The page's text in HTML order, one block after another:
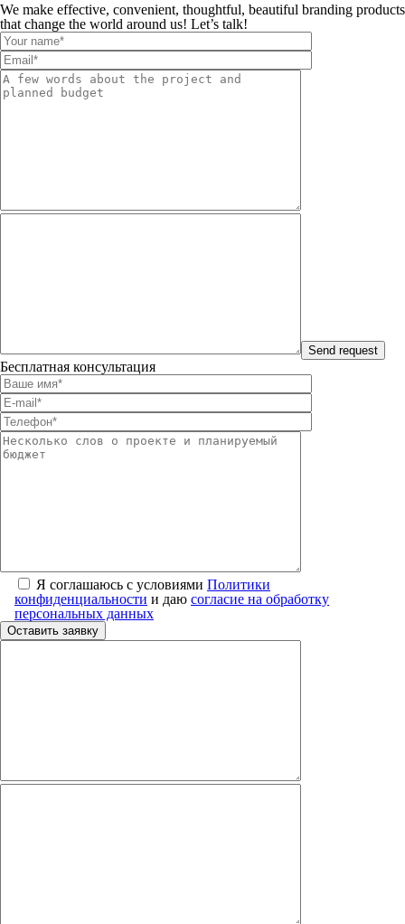
We make effective, convenient, thoughtful, beautiful branding products
that change the world around us! Let’s talk!
Бесплатная консультация
Я соглашаюсь с условиями Политики
конфиденциальности и даю согласие на обработку
персональных данных